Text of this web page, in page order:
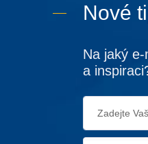
Nové
Na jaký
a